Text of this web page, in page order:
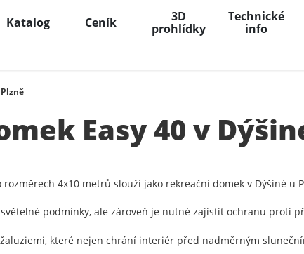
Katalog Ceník
3D
prohlídky
Technické
info
Easy 40 v
rozměrech 4x10 metrů slouží jako rekreační domek v Dýšiné u
podmínky, ale zároveň je nutné zajistit ochranu proti
které nejen chrání interiér před nadměrným